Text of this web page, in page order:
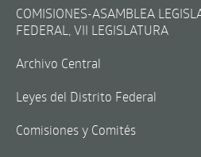
COMISIONES-ASAMBLEA
FEDERAL, VII LEGISLATURA
Archivo Central
Leyes del Distrito Federal
Comisiones y Comités